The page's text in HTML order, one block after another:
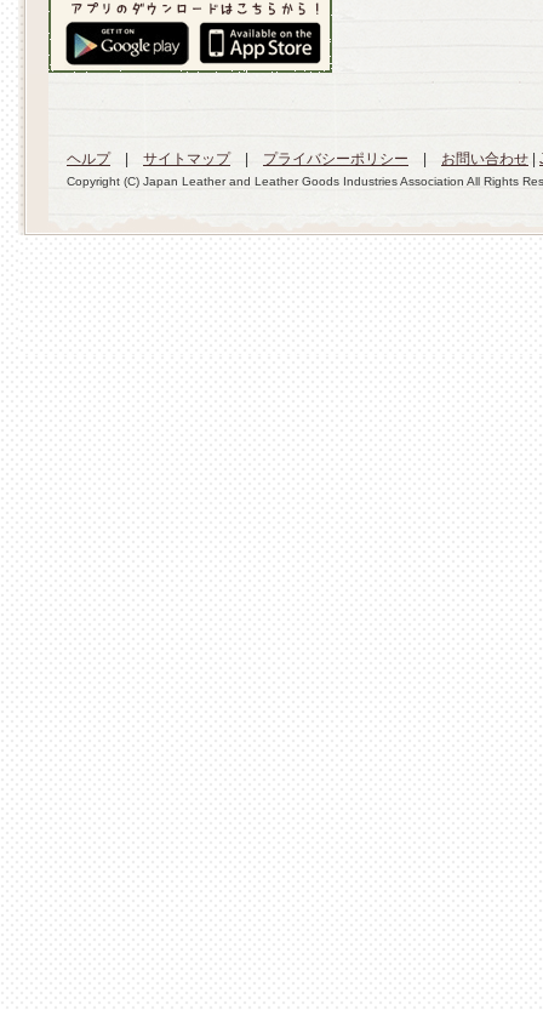
ヘルプ| サイトマップ| プライバシーポリシー お問い合わせ
Copyright (C) Japan Leather and Leather Goods Industries Association All Rights